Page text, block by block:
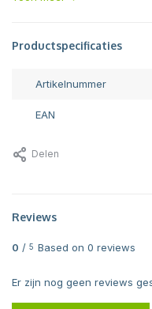
Productspecificaties
Artikelnummer
EAN
Delen
Reviews
0 / 5 Based on 0 reviews
Er zijn nog geen reviews